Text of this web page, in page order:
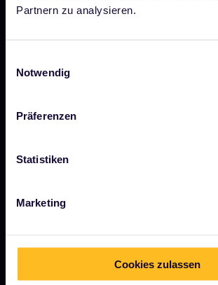
Partnern zu analysieren.
Notwendig
Präferenzen
Statistiken
Marketing
Cookies zulassen
Unser Partner werden
Magazin
Nachhaltiger Tourismus
Support